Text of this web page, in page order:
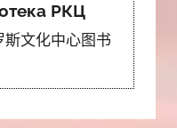
РКЦ
斯文化中心图书